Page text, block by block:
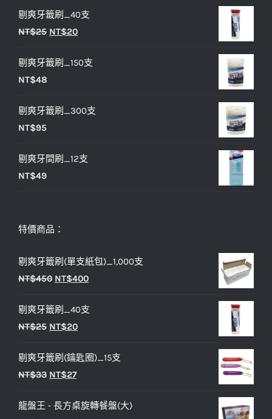
價
格：
價
格：
剔爽牙籤刷_40支
NT$25 原
價
NT$20目
價
剔爽牙籤刷_150支
NT$48
剔爽牙籤刷_300支
NT$95
剔爽牙間刷_12支
NT$49
特價商品：
剔爽牙籤刷(單支紙包)_1,000支
NT$450 原
價
格：
NT$400目
價
剔爽牙籤刷_40支
NT$25 原
價
格：
NT$20目
價
剔爽牙籤刷(鑰匙圈)_15支
NT$33 原
價
NT$27目
價
龍盤王 - 長方桌旋轉餐盤(大)